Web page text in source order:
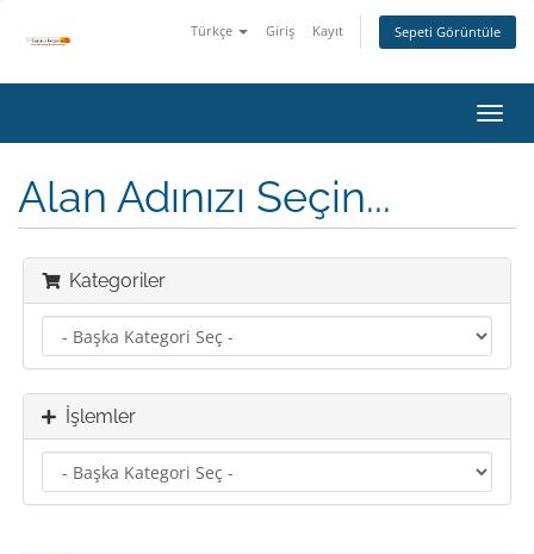
Türkçe Giriş Kayıt Sepeti Görüntüle
Alan Adınızı Seçin...
Kategoriler
İşlemler